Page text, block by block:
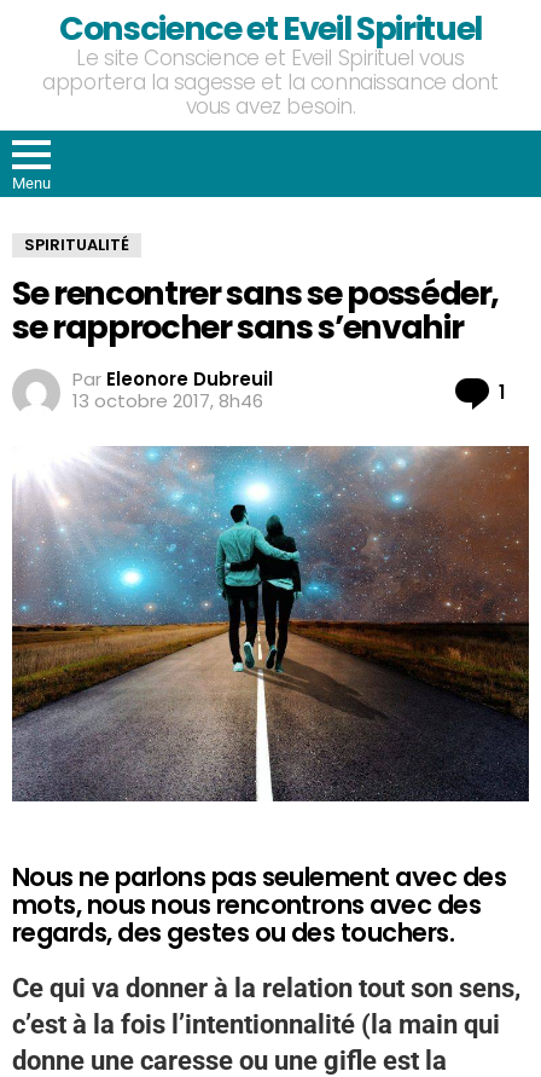
Conscience et Eveil Spirituel
Le site Conscience et Eveil Spirituel vous
apportera la sagesse et la connaissance dont
vous avez besoin.
Menu
SPIRITUALITÉ
Se rencontrer sans se posséder,
se rapprocher sans s’envahir
Par Eleonore Dubreuil
13 octobre 2017, 8h46
1
Nous ne parlons pas seulement avec des
mots, nous nous rencontrons avec des
regards, des gestes ou des touchers.
Ce qui va donner à la relation tout son sens,
c’est à la fois l’intentionnalité (la main qui
donne une caresse ou une gifle est la